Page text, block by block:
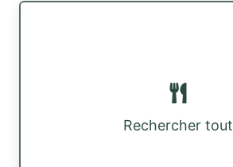
Rechercher tout